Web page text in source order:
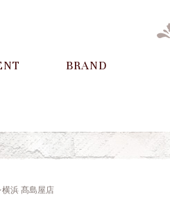
BRAND
横浜 髙島屋店